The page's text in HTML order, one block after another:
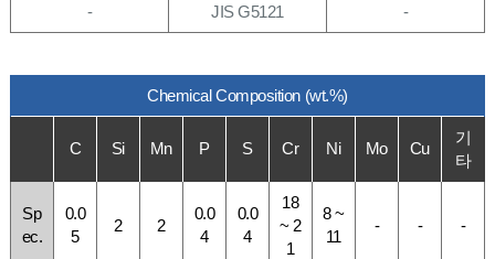
- JIS G5121 -
Chemical Composition (wt.%)
C Si Mn P S Cr Ni Mo Cu
기
타
Sp
ec.
0.0
5
2 2
0.0
4
0.0
4
18
~ 2
1
8 ~
11
- - -